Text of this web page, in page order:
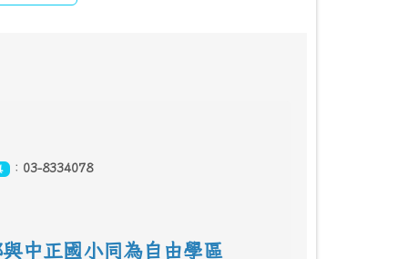
： 03-8334078
與中正國小同為自由學區